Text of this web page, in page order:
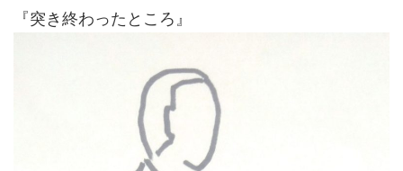
『突き終わったところ』